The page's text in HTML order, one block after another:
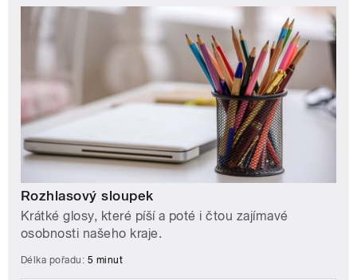
Rozhlasový sloupek
Krátké glosy, které píší a poté i čtou zajímavé
osobnosti našeho kraje.
Délka pořadu: 5 minut